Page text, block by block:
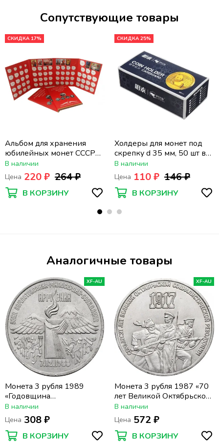
Сопутствующие товары
СКИДКА 17%
Альбом для хранения
юбилейных монет СССР
(64+4)
В наличии
Цена 220 ₽ 264 ₽
В КОРЗИНУ
СКИДКА 25%
Холдеры для монет под
скрепку d 35 мм, 50 шт в
упаковке PCCB
В наличии
Цена 110 ₽ 146 ₽
В КОРЗИНУ
Аналогичные товары
XF-AU
Монета 3 рубля 1989
«Годовщина
землетрясения в
Армении»
В наличии
Цена 308 ₽
В КОРЗИНУ
XF-AU
Монета 3 рубля 1987 «70
лет Великой Октябрьской
революции»
В наличии
Цена 572 ₽
В КОРЗИНУ